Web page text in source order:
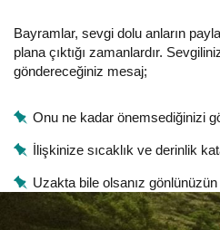
Bayramlar, sevgi dolu anların
plana çıktığı zamanlardır.
göndereceğiniz mesaj;
Onu ne kadar önemsediğinizi
İlişkinize sıcaklık ve derinlik
Uzakta bile olsanız